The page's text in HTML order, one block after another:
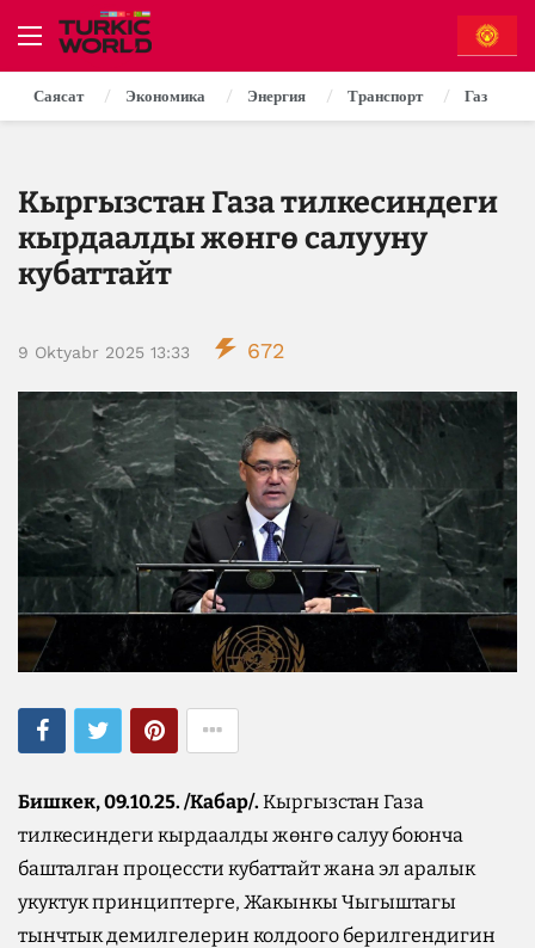
Саясат Экономика Энергия Транспорт Газ
Кыргызстан Газа тилкесиндеги
кырдаалды жөнгө салууну
кубаттайт
9 Oktyabr 2025 13:33 672
Бишкек, 09.10.25. /Кабар/. Кыргызстан Газа
тилкесиндеги кырдаалды жөнгө салуу боюнча
башталган процессти кубаттайт жана эл аралык
укуктук принциптерге, Жакынкы Чыгыштагы
тынчтык демилгелерин колдоого берилгендигин